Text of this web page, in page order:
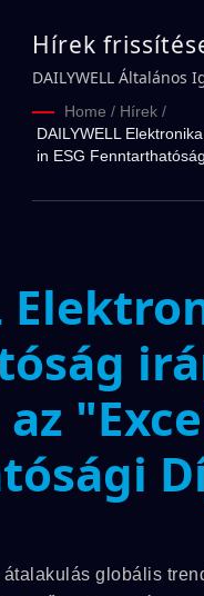
Hírek
"Excellence in
DAILYWELL Általános
Home / Hírek /
DAILYWELL
in ESG
globális